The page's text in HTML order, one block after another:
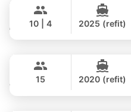
ADMIRAL SA 38FT
10 | 4 2025 (refit)
SEA RAY 45FT
15 2020 (refit)